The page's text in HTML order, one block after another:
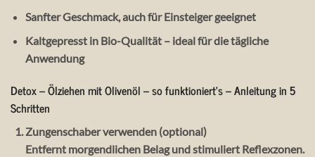
Sanfter Geschmack, auch für Einsteiger geeignet
Kaltgepresst in Bio-Qualität– ideal für die tägliche
Anwendung
Detox – Ölziehen mit Olivenöl – so funktioniert’s – Anleitung in 5
Schritten
Zungenschaber verwenden (optional)
Entfernt morgendlichen Belag und stimuliert Reflexzonen.